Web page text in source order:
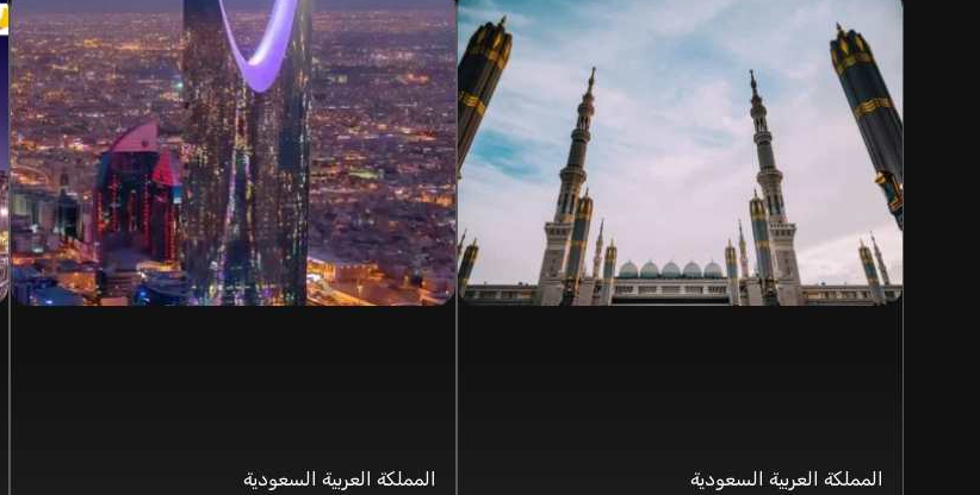
المملكة العربية السعودية المملكة العربية السعودية